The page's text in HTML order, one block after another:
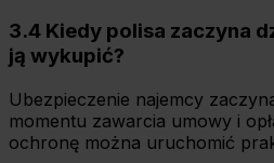
3.4 Kiedy polisa zaczyna
ją wykupić?
Ubezpieczenie najemcy
momentu zawarcia umowy i
ochronę można uruchomić